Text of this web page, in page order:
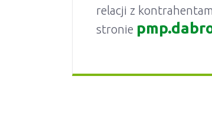
relacji z
stronie